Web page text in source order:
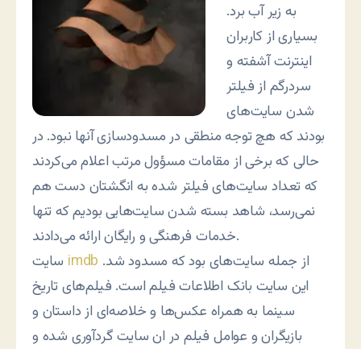
به زیر آب برد.
بسیاری از کاربران
اینترنت آشفته و
سردرگم از فیلتر
شدن سایت‌های
بودند که هچ توجه منطقی در مسدودسازی آنها نبود. در
حالی که برخی از مقامات مسؤول مرتب اعلام می‌کردند
که تعداد سایت‌های فیلتر شده به انگشتان دست هم
نمی‌رسد، شاهد بسته شدن سایت‌هایی بودیم که تنها
خدمات فرهنگی و رایگان ارائه می‌دادند.
imdb
این سایت بانک اطلاعات فیلم است. فیلم‌های تاریخ
سینما به همراه عکس‌ها و خلاصه‌ای از داستان و
بازیگران و عوامل فیلم در ان سایت گردآوری شده و